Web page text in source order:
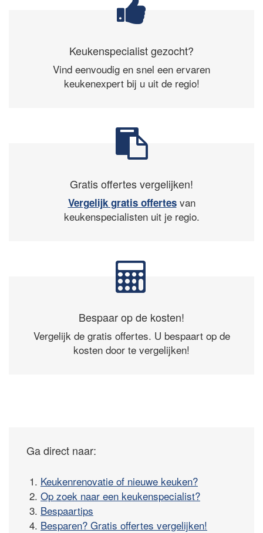
Keukenspecialist gezocht?
Vind eenvoudig en snel een ervaren
keukenexpert bij u uit de regio!
Gratis offertes vergelijken!
Vergelijk gratis offertesvan
keukenspecialisten uit je regio.
Bespaar op de kosten!
Vergelijk de gratis offertes. U bespaart op de
kosten door te vergelijken!
Ga direct naar:
1. Keukenrenovatie of nieuwe keuken?
2. Op zoek naar een keukenspecialist?
3. Bespaartips
4. Besparen? Gratis offertes vergelijken!